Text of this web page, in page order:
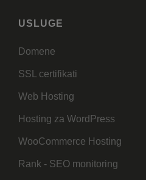
USLUGE
Domene
SSL certifikati
Web Hosting
Hosting za WordPress
WooCommerce Hosting
Rank - SEO monitoring